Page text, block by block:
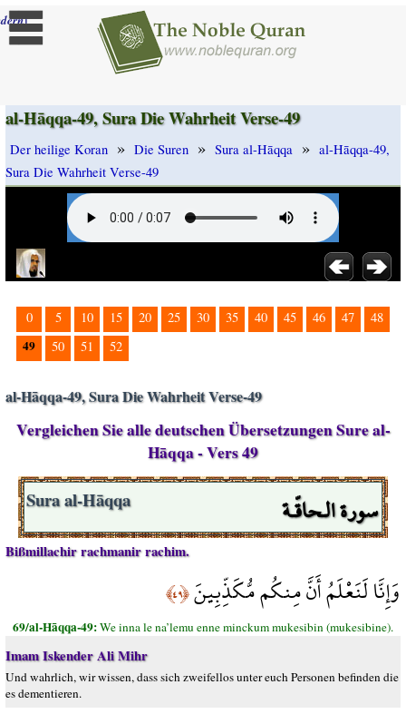
]
al-Hāqqa-49, Sura Die Wahrheit Verse-49
Der heilige Koran » Die Suren » Sura al-Hāqqa » al-Hāqqa-49,
Sura Die Wahrheit Verse-49
0 5 10 15 20 25 30 35 40 45 46 47 48
49 50 51 52
al-Hāqqa-49, Sura Die Wahrheit Verse-49
Vergleichen Sie alle deutschen Übersetzungen Sure al-
Hāqqa - Vers 49
سورة الـحاقّـة Sura al-Hāqqa
Bißmillachir rachmanir rachim.
وَإِنَّا لَنَعْلَمُ أَنَّ مِنكُم مُّكَذِّبِينَ﴿٤٩﴾
69/al-Hāqqa-49:We inna le na’lemu enne minckum mukesibin (mukesibine).
Imam Iskender Ali Mihr
Und wahrlich, wir wissen, dass sich zweifellos unter euch Personen befinden die
es dementieren.